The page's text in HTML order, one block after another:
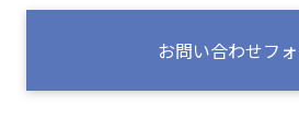
お問い合わせフ